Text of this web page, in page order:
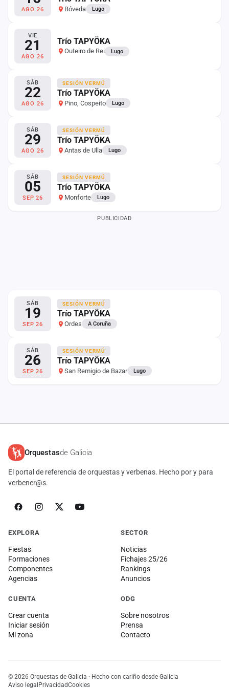
AGO 26 Bóveda Lugo
VIE
21
AGO 26
Trío TAPYÖKA
Outeiro de Rei Lugo
SÁB
22
AGO 26
SESIÓN VERMÚ
Trío TAPYÖKA
Pino, Cospeito Lugo
SÁB
29
AGO 26
SESIÓN VERMÚ
Trío TAPYÖKA
Antas de Ulla Lugo
SÁB
05
SEP 26
SESIÓN VERMÚ
Trío TAPYÖKA
Monforte Lugo
PUBLICIDAD
SÁB
19
SEP 26
SESIÓN VERMÚ
Trío TAPYÖKA
Ordes A Coruña
SÁB
26
SEP 26
SESIÓN VERMÚ
Trío TAPYÖKA
San Remigio de Bazar Lugo
Orquestasde Galicia
El portal de referencia de orquestas y verbenas. Hecho por y para
verbener@s.
EXPLORA
Fiestas
Formaciones
Componentes
Agencias
SECTOR
Noticias
Fichajes 25/26
Rankings
Anuncios
CUENTA
Crear cuenta
Iniciar sesión
Mi zona
ODG
Sobre nosotros
Prensa
Contacto
© 2026 Orquestas de Galicia · Hecho con cariño desde Galicia
Aviso legal PrivacidadCookies
cuenta
Contacto